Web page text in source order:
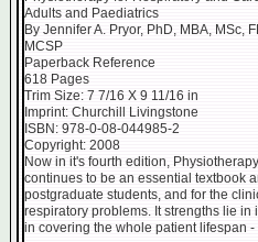
Adults and Paediatrics
By Jennifer A. Pryor, PhD, MBA, MSc,
MCSP
Paperback Reference
618 Pages
Trim Size: 7 7/16 X 9 11/16 in
Imprint: Churchill Livingstone
ISBN: 978-0-08-044985-2
Copyright: 2008
Now in it's fourth edition,
continues to be an essential textbook
postgraduate students, and for the
respiratory problems. It strengths lie
in covering the whole patient lifespan